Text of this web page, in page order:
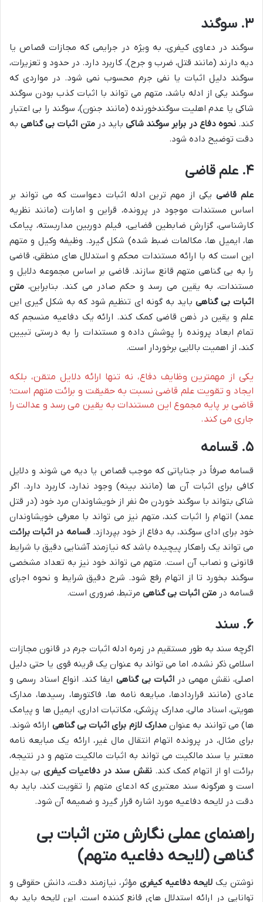
۳. سوگند
سوگند در دعاوی کیفری، به ویژه در جرایمی که مجازات قصاص یا
دیه دارند (مانند قتل، ضرب و جرح)، کاربرد دارد. در حدود و تعزیرات،
سوگند دلیل اثبات یا نفی جرم محسوب نمی شود. در مواردی که
سوگند یکی از ادله باشد، متهم می تواند با اثبات کذب بودن سوگند
شاکی یا عدم اهلیت سوگندخورنده (مانند جنون)، سوگند را بی اعتبار
کند.نحوه دفاع در برابر سوگند شاکیباید درمتن اثبات بی گناهیبه
دقت توضیح داده شود.
۴. علم قاضی
علم قاضی یکی از مهم ترین ادله اثبات دعواست که می تواند بر
اساس مستندات موجود در پرونده، قراین و امارات (مانند نظریه
کارشناسی، گزارش ضابطین قضایی، فیلم دوربین مداربسته، پیامک
ها، ایمیل ها، مکالمات ضبط شده) شکل گیرد. وظیفه وکیل و متهم
این است که با ارائه مستندات محکم و استدلال های منطقی، قاضی
را به بی گناهی متهم قانع سازند. قاضی بر اساس مجموعه دلایل و
مستندات، به یقین می رسد و حکم صادر می کند. بنابراین، متن
اثبات بی گناهی باید به گونه ای تنظیم شود که به شکل گیری این
علم و یقین در ذهن قاضی کمک کند. ارائه یک دفاعیه منسجم که
تمام ابعاد پرونده را پوشش داده و مستندات را به درستی تبیین
کند، از اهمیت بالایی برخوردار است.
یکی از مهمترین وظایف دفاع، نه تنها ارائه دلایل متقن، بلکه
ایجاد و تقویت علم قاضی نسبت به حقیقت و برائت متهم است؛
قاضی بر پایه مجموع این مستندات به یقین می رسد و عدالت را
جاری می کند.
۵. قسامه
قسامه صرفاً در جنایاتی که موجب قصاص یا دیه می شوند و دلایل
کافی برای اثبات آن ها (مانند بینه) وجود ندارد، کاربرد دارد. اگر
شاکی بتواند با سوگند خوردن ۵۰ نفر از خویشاوندان مرد خود (در قتل
عمد) اتهام را اثبات کند، متهم نیز می تواند با معرفی خویشاوندان
خود برای ادای سوگند، به دفاع از خود بپردازد.قسامه در اثبات برائت
می تواند یک راهکار پیچیده باشد که نیازمند آشنایی دقیق با شرایط
قانونی و نصاب آن است. متهم می تواند خود نیز به تعداد مشخصی
سوگند بخورد تا از اتهام رفع شود. شرح دقیق شرایط و نحوه اجرای
قسامه در متن اثبات بی گناهی مرتبط، ضروری است.
۶. سند
اگرچه سند به طور مستقیم در زمره ادله اثبات جرم در قانون مجازات
اسلامی ذکر نشده، اما می تواند به عنوان یک قرینه قوی یا حتی دلیل
اصلی، نقش مهمی دراثبات بی گناهی ایفا کند. انواع اسناد رسمی و
عادی (مانند قراردادها، مبایعه نامه ها، فاکتورها، رسیدها، مدارک
هویتی، اسناد مالی، مدارک پزشکی، مکاتبات اداری، ایمیل ها و پیامک
ها) می توانند به عنوانمدارک لازم برای اثبات بی گناهی ارائه شوند.
برای مثال، در پرونده اتهام انتقال مال غیر، ارائه یک مبایعه نامه
معتبر یا سند مالکیت می تواند به اثبات مالکیت متهم و در نتیجه،
برائت او از اتهام کمک کند.نقش سند در دفاعیات کیفریبی بدیل
است و هرگونه سند معتبری که ادعای متهم را تقویت کند، باید به
دقت در لایحه دفاعیه مورد اشاره قرار گیرد و ضمیمه آن شود.
راهنمای عملی نگارش متن اثبات بی
گناهی (لایحه دفاعیه متهم)
نوشتن یک لایحه دفاعیه کیفری مؤثر، نیازمند دقت، دانش حقوقی و
توانایی در ارائه استدلال های قانع کننده است. این لایحه باید به